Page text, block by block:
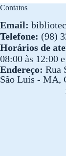
Contatos
Email:
Telefone: (98)
Horários de
08:00 às 12:00
Endereço: Rua
São Luís - MA,